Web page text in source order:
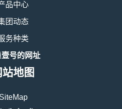
品中心
团动态
务种类
壹号的网址
站地图
SiteMap